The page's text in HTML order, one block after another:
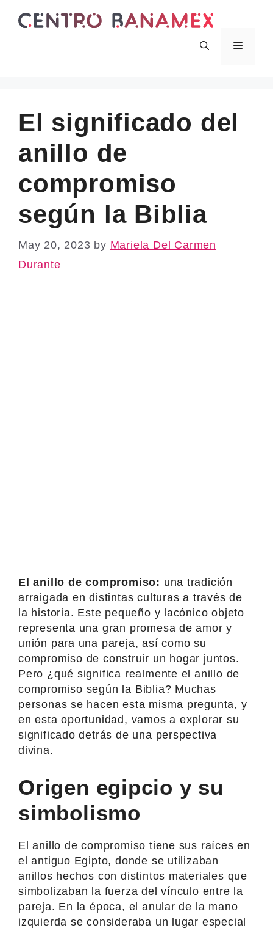
Menu
El significado del
anillo de
compromiso
según la Biblia
May 20, 2023 by Mariela Del Carmen
Durante
El anillo de compromiso: una tradición
arraigada en distintas culturas a través de
la historia. Este pequeño y lacónico objeto
representa una gran promesa de amor y
unión para una pareja, así como su
compromiso de construir un hogar juntos.
Pero ¿qué significa realmente el anillo de
compromiso según la Biblia? Muchas
personas se hacen esta misma pregunta, y
en esta oportunidad, vamos a explorar su
significado detrás de una perspectiva
divina.
Origen egipcio y su
simbolismo
El anillo de compromiso tiene sus raíces en
el antiguo Egipto, donde se utilizaban
anillos hechos con distintos materiales que
simbolizaban la fuerza del vínculo entre la
pareja. En la época, el anular de la mano
izquierda se consideraba un lugar especial